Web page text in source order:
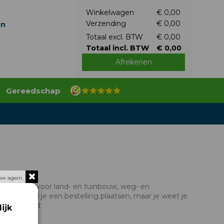
Winkelwagen
€ 0,00
Verzending
€ 0,00
Totaal excl. BTW
€ 0,00
Totaal incl. BTW
€ 0,00
Afrekenen
Gereedschap
voor land- en tuinbouw, weg- en
Wil je een bestelling plaatsen, maar je weet je
uitgelegd:
again.